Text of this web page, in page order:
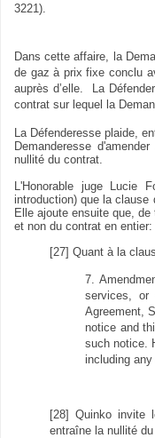
3221).
Dans cette affaire, la
de gaz à prix fixe conclu
auprès d’elle. La
contrat sur lequel la
La Défenderesse plaide,
Demanderesse
nullité du contrat.
L'Honorable juge Lucie
introduction) que la clause
Elle ajoute ensuite que,
et non du contrat en entier:
[27] Quant à la
7.
services, or
Agreement,
notice and
such notice.
including
[28] Quinko invite
entraîne la nullité du